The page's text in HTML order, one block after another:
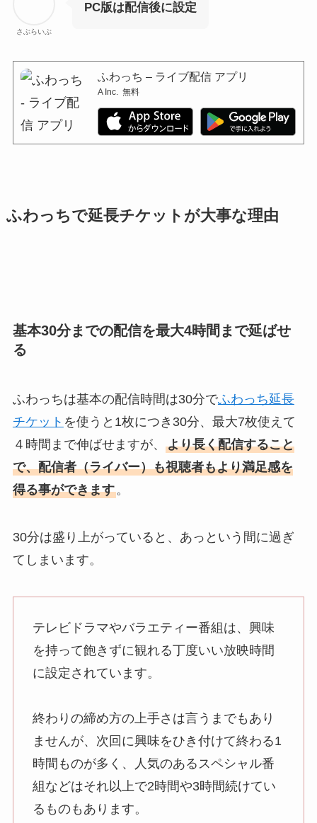
さぶらいぶ
PC版は配信後に設定
ふわっち – ライブ配信 アプリ
A Inc. 無料
ふわっちで延長チケットが大事な理由
基本30分までの配信を最大4時間まで延ばせ
る
ふわっちは基本の配信時間は30分でふわっち延長
チケット を使うと1枚につき30分、最大7枚使えて
４時間まで伸ばせますが、 より長く配信すること
で、配信者（ライバー）も視聴者もより満足感を
得る事ができます。
30分は盛り上がっていると、あっという間に過ぎ
てしまいます。
テレビドラマやバラエティー番組は、興味
を持って飽きずに観れる丁度いい放映時間
に設定されています。
終わりの締め方の上手さは言うまでもあり
ませんが、次回に興味をひき付けて終わる1
時間ものが多く、人気のあるスペシャル番
組などはそれ以上で2時間や3時間続けてい
るものもあります。